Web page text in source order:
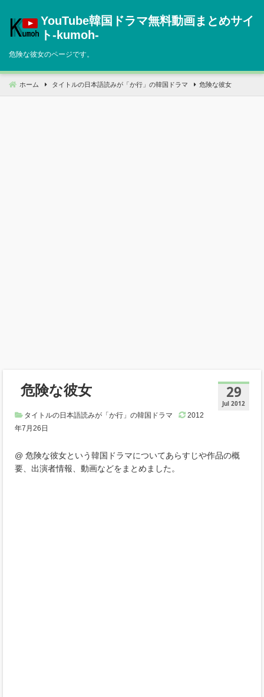
へ
動
YouTube韓国ドラマ無料動画まとめサイ
ト‐kumoh‐
危険な彼女のページです。
ホーム タイトルの日本語読みが「か行」の韓国ドラマ 危険な彼女
29
Jul 2012
危険な彼女
タイトルの日本語読みが「か行」の韓国ドラマ
2012
年7月26日
@ 危険な彼女という韓国ドラマについてあらすじや作品の概
要、出演者情報、動画などをまとめました。